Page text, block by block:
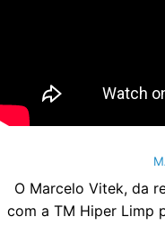
O Marcelo Vitek, da
com a TM Hiper Limp